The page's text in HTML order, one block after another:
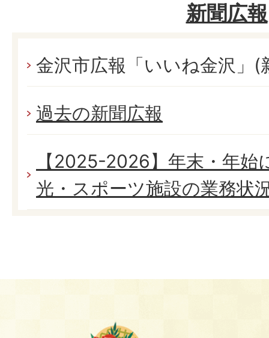
新聞広報
金沢市広報「いいね金沢」(
過去の新聞広報
【2025-2026】年末・年始
光・スポーツ施設の業務状